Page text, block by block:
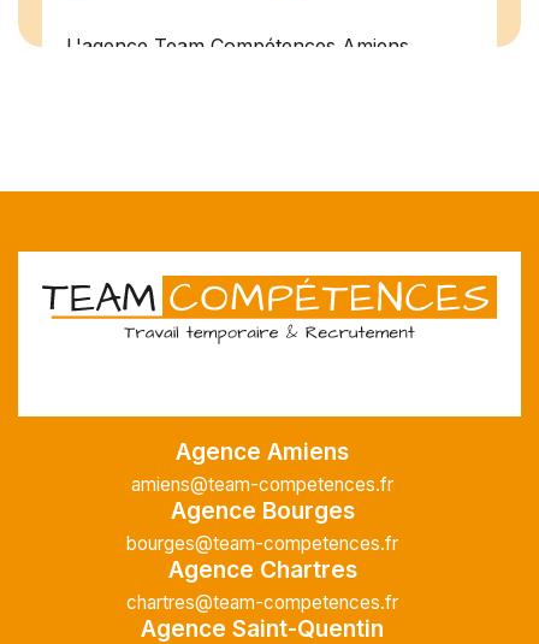
L'agence Team Compétences Amiens
PLOMBIER CHAUFFAGISTE
(H/F)
Temps plein
Dans le cadre de son développement, notre
client, entreprise spécialisée dans les
travaux de plomberie, chauffage et
sanitaire, recrute un PLOMBIER
CHAUFFAGISTE H/F. Sous la responsabilité
Agence Amiens
amiens@team-competences.fr
Agence Bourges
bourges@team-competences.fr
Agence Chartres
chartres@team-competences.fr
Agence Saint-Quentin